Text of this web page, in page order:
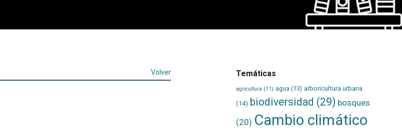
Volver Temáticas
agricultura (11) agua (13) arboricultura urbana
(14) biodiversidad (29) bosques
(20) Cambio climático